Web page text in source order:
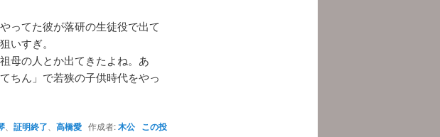
ってた彼が落研の生徒役で出て
いすぎ。
母の人とか出てきたよね。あ
ちん」で若狭の子供時代をやっ
、 証明終了 高橋愛作成者:木公 この投